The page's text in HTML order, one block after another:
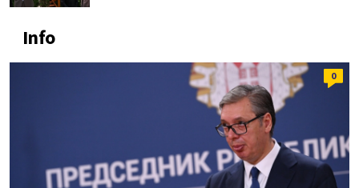
Info
0